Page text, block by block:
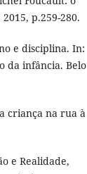
p.259-280.
e disciplina. In:
da infância. Belo
criança na rua à
e Realidade,